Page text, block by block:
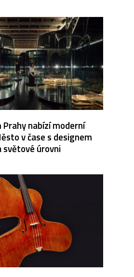
Prahy nabízí moderní
v čase s designem
světové úrovni